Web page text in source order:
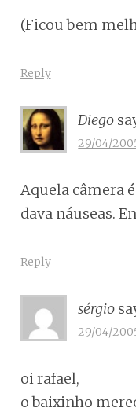
(Ficou bem
Reply
Diego
29/04/
Aquela câmera
dava náuseas.
Reply
sérgio
29/04/
oi rafael,
o baixinho